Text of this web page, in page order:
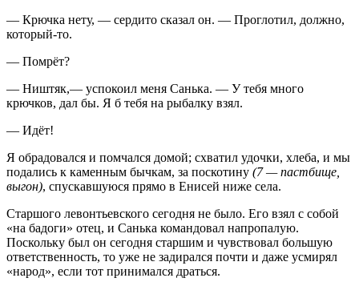
— Крючка нету, — сердито сказал он. — Проглотил, должно,
который-то.
— Помрёт?
— Ништяк,— успокоил меня Санька. — У тебя много
крючков, дал бы. Я б тебя на рыбалку взял.
— Идёт!
Я обрадовался и помчался домой; схватил удочки, хлеба, и мы
подались к каменным бычкам, за поскотину (7 — пастбище,
выгон), спускавшуюся прямо в Енисей ниже села.
Старшого левонтьевского сегодня не было. Его взял с собой
«на бадоги» отец, и Санька командовал напропалую.
Поскольку был он сегодня старшим и чувствовал большую
ответственность, то уже не задирался почти и даже усмирял
«народ», если тот принимался драться.